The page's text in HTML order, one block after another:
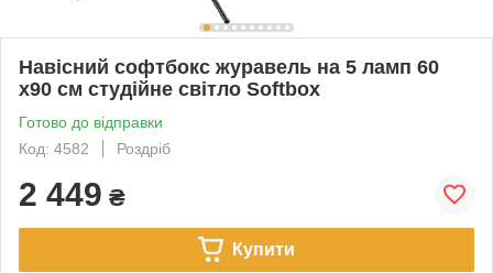
Навісний софтбокс журавель на 5 ламп 60
х90 см студійне світло Softbox
Готово до відправки
Код: 4582
Роздріб
2 449 ₴
Купити